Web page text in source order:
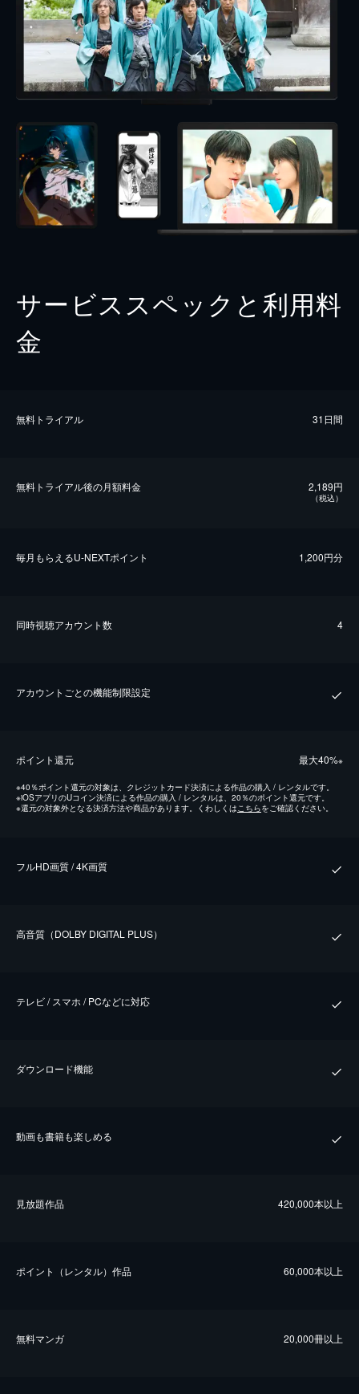
サービススペックと利用料
金
無料トライアル 31日間
無料トライアル後の⽉額料金 2,189円
（税込）
毎⽉もらえるU-NEXTポイント 1,200円分
同時視聴アカウント数 4
アカウントごとの機能制限設定
ポイント還元 最⼤40%※
※40％ポイント還元の対象は、クレジットカード決済による作品の購入 / レンタルです。
※iOSアプリのUコイン決済による作品の購入 / レンタルは、20％のポイント還元です。
※還元の対象外となる決済方法や商品があります。くわしくは こちらをご確認ください。
フルHD画質 / 4K画質
⾼⾳質（DOLBY DIGITAL PLUS）
テレビ / スマホ / PCなどに対応
ダウンロード機能
動画も書籍も楽しめる
⾒放題作品 420,000本以上
ポイント（レンタル）作品 60,000本以上
無料マンガ 20,000冊以上